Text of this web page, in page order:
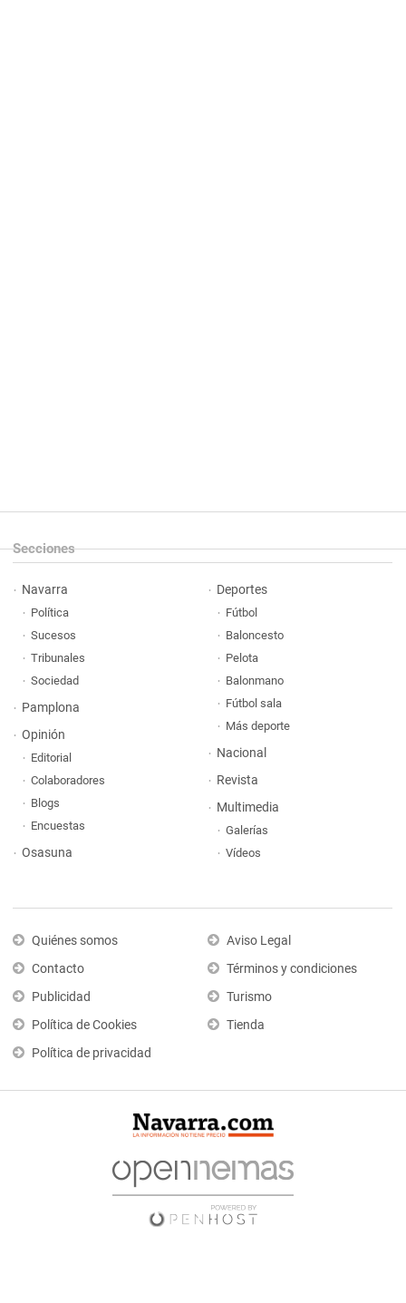
Secciones
Navarra
Política
Sucesos
Tribunales
Sociedad
Pamplona
Opinión
Editorial
Colaboradores
Blogs
Encuestas
Osasuna
Deportes
Fútbol
Baloncesto
Pelota
Balonmano
Fútbol sala
Más deporte
Nacional
Revista
Multimedia
Galerías
Vídeos
Quiénes somos
Contacto
Publicidad
Política de Cookies
Política de privacidad
Aviso Legal
Términos y condiciones
Turismo
Tienda